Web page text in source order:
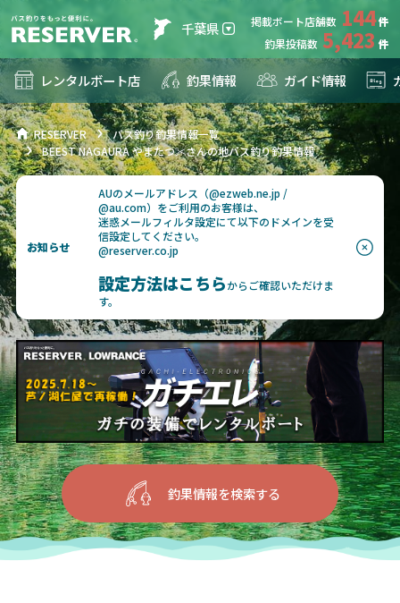
千葉県 掲載ボート店舗数 144
釣果投稿数 5,423
レンタルボート店 釣果情報 ガイド情報
RESERVER
バス釣り釣果情報一覧
BEEST NAGAURA やまたつ✂︎さんの地バス釣り釣果情報
お知らせ
AUのメールアドレス（@ezweb.ne.jp /
@au.com）をご利用のお客様は、
迷惑メールフィルタ設定にて以下のドメインを受
信設定してください。
@reserver.co.jp
設定方法はこちらからご確認いただけま
す。
釣果情報を検索する